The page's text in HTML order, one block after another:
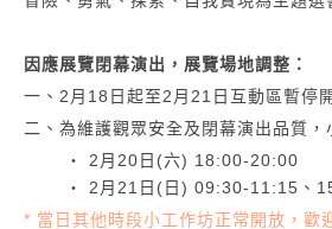
因應展覽閉幕演出，展覽場地調整：
一、2月18日起至2月21日互動區暫停
二、為維護觀眾安全及閉幕演出品質，
‧ 2月20日(六) 18:00-20:00
‧ 2月21日(日) 09:30-11:15、
* 當日其他時段小工作坊正常開放，歡